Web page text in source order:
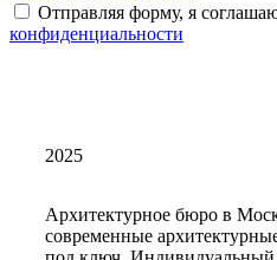
Отправляя форму, я
конфиденциальности
2025
Архитектурное бюро в
современные